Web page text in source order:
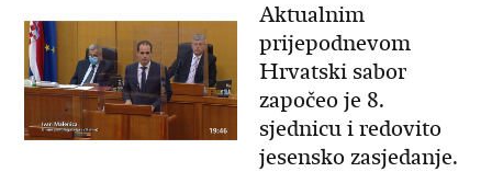
Aktualnim
prijepodnevom
Hrvatski sabor
započeo je 8.
sjednicu i redovito
jesensko zasjedanje.